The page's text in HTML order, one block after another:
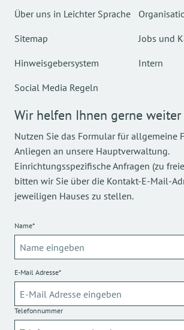
Über uns in Leichter Sprache
Sitemap
Hinweisgebersystem
Social Media Regeln
Jobs und
Intern
Wir helfen Ihnen gerne weiter
Nutzen Sie das Formular für allgemeine
Anliegen an unsere Hauptverwaltung.
Einrichtungsspezifische Anfragen (zu
bitten wir Sie über die Kontakt-E-Mail-
jeweiligen Hauses zu stellen.
Name*
E-Mail Adresse*
Telefonnummer